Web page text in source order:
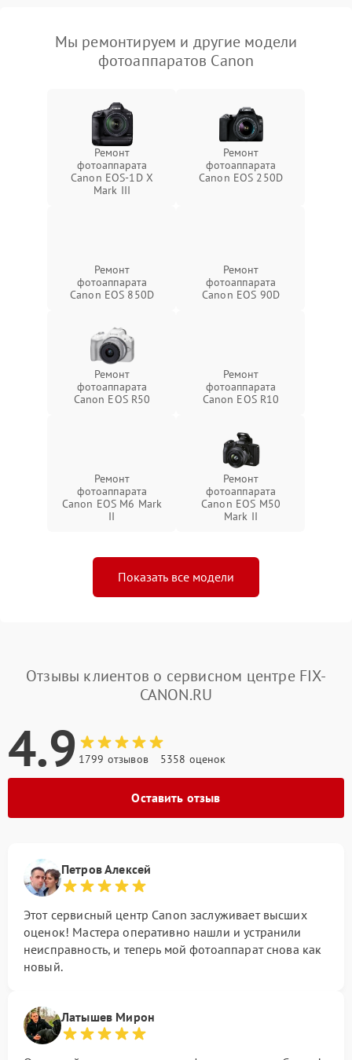
Мы ремонтируем и другие модели
фотоаппаратов Canon
Ремонт
фотоаппарата
Canon EOS‑1D X
Mark III
Ремонт
фотоаппарата
Canon EOS 250D
Ремонт
фотоаппарата
Canon EOS 850D
Ремонт
фотоаппарата
Canon EOS 90D
Ремонт
фотоаппарата
Canon EOS R50
Ремонт
фотоаппарата
Canon EOS R10
Ремонт
фотоаппарата
Canon EOS M6 Mark
II
Ремонт
фотоаппарата
Canon EOS M50
Mark II
Показать все модели
Отзывы клиентов о сервисном центре FIX-
CANON.RU
4.9 1799 отзывов 5358 оценок
Оставить отзыв
Петров Алексей
Этот сервисный центр Canon заслуживает высших
оценок! Мастера оперативно нашли и устранили
неисправность, и теперь мой фотоаппарат снова как
новый.
Латышев Мирон